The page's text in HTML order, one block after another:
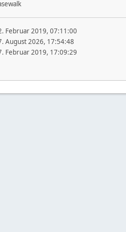
Februar 2019, 07:11:00
August 2026, 17:54:48
Februar 2019, 17:09:29